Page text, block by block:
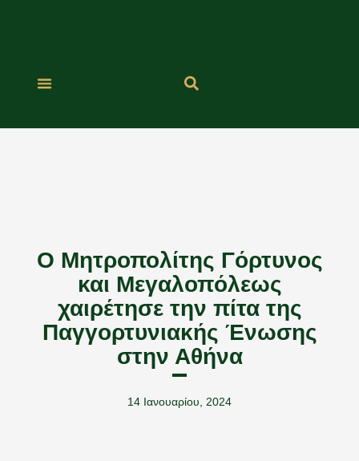
Ο Μητροπολίτης Γόρτυνος
και Μεγαλοπόλεως
χαιρέτησε την πίτα της
Παγγορτυνιακής Ένωσης
στην Αθήνα
14 Ιανουαρίου, 2024